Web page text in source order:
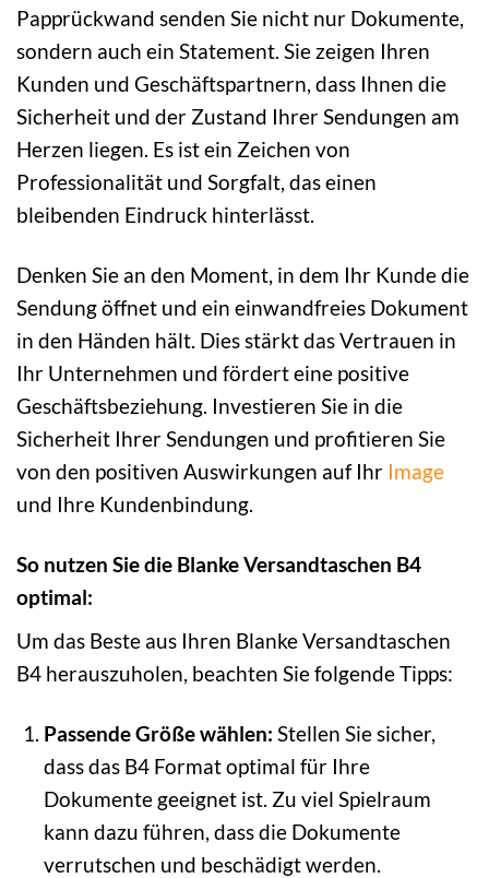
Papprückwand senden Sie nicht nur Dokumente,
sondern auch ein Statement. Sie zeigen Ihren
Kunden und Geschäftspartnern, dass Ihnen die
Sicherheit und der Zustand Ihrer Sendungen am
Herzen liegen. Es ist ein Zeichen von
Professionalität und Sorgfalt, das einen
bleibenden Eindruck hinterlässt.
Denken Sie an den Moment, in dem Ihr Kunde die
Sendung öffnet und ein einwandfreies Dokument
in den Händen hält. Dies stärkt das Vertrauen in
Ihr Unternehmen und fördert eine positive
Geschäftsbeziehung. Investieren Sie in die
Sicherheit Ihrer Sendungen und profitieren Sie
von den positiven Auswirkungen auf Ihr Image
und Ihre Kundenbindung.
So nutzen Sie die Blanke Versandtaschen B4
optimal:
Um das Beste aus Ihren Blanke Versandtaschen
B4 herauszuholen, beachten Sie folgende Tipps:
Passende Größe wählen: Stellen Sie sicher,
dass das B4 Format optimal für Ihre
Dokumente geeignet ist. Zu viel Spielraum
kann dazu führen, dass die Dokumente
verrutschen und beschädigt werden.